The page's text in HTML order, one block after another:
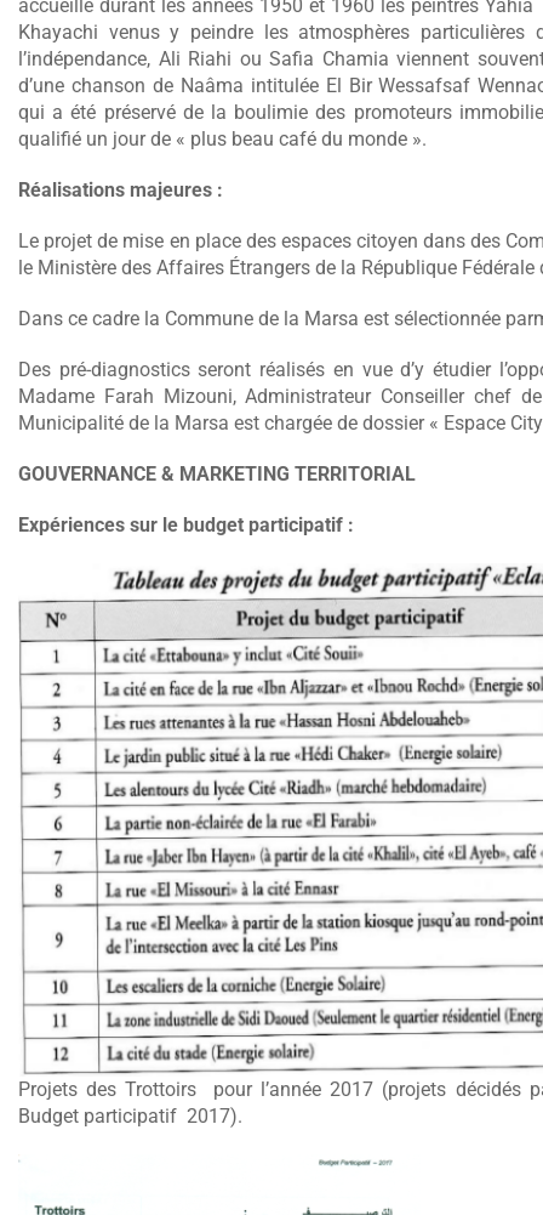
accueille durant les années 1950 et 1960 les peintres
Khayachi venus y peindre les atmosphères
l’indépendance, Ali Riahi ou Safia Chamia viennent
d’une chanson de Naâma intitulée El Bir Wessafsaf
qui a été préservé de la boulimie des promoteurs
qualifié un jour de « plus beau café du monde ».
Réalisations majeures :
Le projet de mise en place des espaces citoyen dans des
le Ministère des Affaires Étrangers de la République Fédérale
Dans ce cadre la Commune de la Marsa est sélectionnée
Des pré-diagnostics seront réalisés en vue d’y étudier
Madame Farah Mizouni, Administrateur Conseiller chef
Municipalité de la Marsa est chargée de dossier « Espace
GOUVERNANCE & MARKETING TERRITORIAL
Expériences sur le budget participatif :
Projets des Trottoirs pour l’année 2017 (projets décidés
Budget participatif 2017).